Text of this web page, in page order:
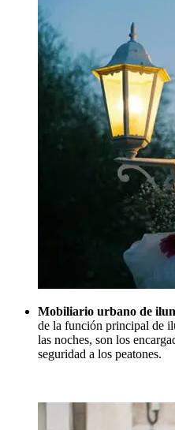
Mobiliario urbano de
de la función principal de
las noches, son los
seguridad a los peatones.